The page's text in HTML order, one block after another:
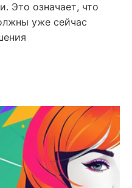
Это означает, что
уже сейчас